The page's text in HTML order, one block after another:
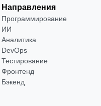
Направления
Программирование
ИИ
Аналитика
DevOps
Тестирование
Фронтенд
Бэкенд